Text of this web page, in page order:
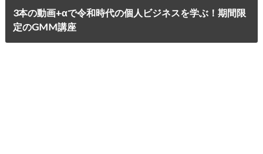
3本の動画+αで令和時代の個人ビジネスを学ぶ！期間限
定のGMM講座